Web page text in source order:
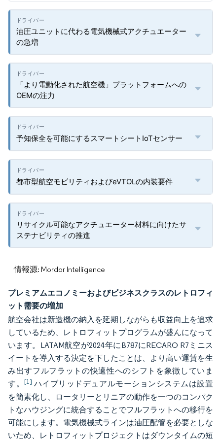
油圧ユニットに代わる電気機械式アクチュエーター
の急増
「より電動化された航空機」プラットフォームへの
OEMの注力
予知保全を可能にするスマートシートIoTセンサー
都市型航空モビリティおよびeVTOLの内装要件
リサイクル可能なアクチュエーター材料に向けたサ
ステナビリティの推進
情報源: Mordor Intelligence
プレミアムエコノミーおよびビジネスクラスのレトロフィ
ット需要の増加
航空会社は新造機の納入を延期しながらも収益向上を追求
しているため、レトロフィットプログラムが盛んになって
います。LATAM航空が2024年にB787にRECARO R7ミニス
イートを導入する決定を下したことは、より高い運賃を生
み出すフルフラットの快適性へのシフトを象徴していま
す。[1] ハイブリッドデュアルモーションシステムは設置
を簡素化し、ロータリーとリニアの動作を一つのコンパク
トなハウジングに統合することでフルフラットへの移行を
可能にします。電気機械式ラインは油圧配管を必要としな
いため、レトロフィットプロジェクトはダウンタイムの短